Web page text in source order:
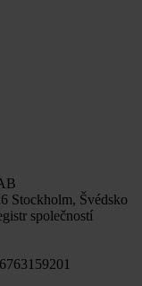
Stockholm, Švédsko
společností